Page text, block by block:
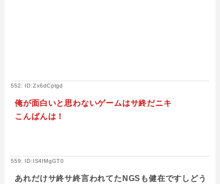
552: ID:Zx6dCptgd
俺が面白いと思わないゲームはサ終だニキ
こんばんは！
559: ID:IS4IMgGT0
あれだけサ終サ終言われてたNGSも健在ですしどう